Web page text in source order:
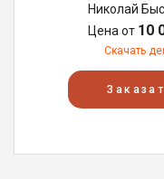
Николай
Цена от 10
Скачать